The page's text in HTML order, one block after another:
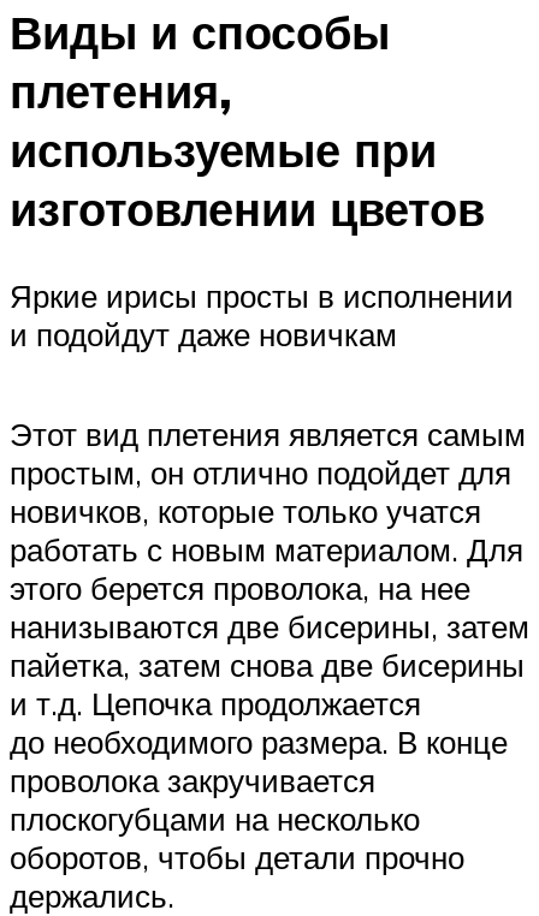
Виды и способы
плетения,
используемые при
изготовлении цветов
Яркие ирисы просты в исполнении
и подойдут даже новичкам
Этот вид плетения является самым
простым, он отлично подойдет для
новичков, которые только учатся
работать с новым материалом. Для
этого берется проволока, на нее
нанизываются две бисерины, затем
пайетка, затем снова две бисерины
и т.д. Цепочка продолжается
до необходимого размера. В конце
проволока закручивается
плоскогубцами на несколько
оборотов, чтобы детали прочно
держались.